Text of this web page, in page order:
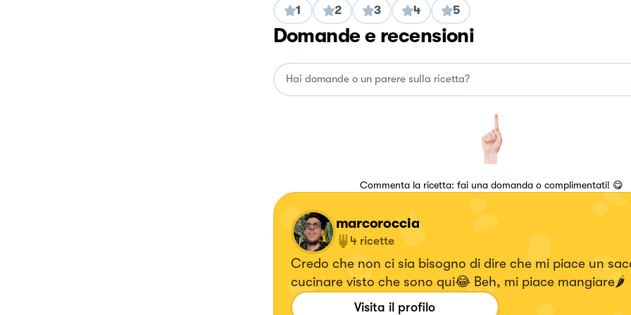
1 2 3 4 5
Domande e recensioni
Commenta la ricetta: fai una domanda o complimentati! 😋
marcoroccia
4 ricette
Credo che non ci sia bisogno di dire che mi piace un
cucinare visto che sono qui😂 Beh, mi piace mangiare🌶
Visita il profilo